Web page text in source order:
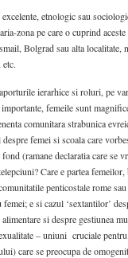
etnologic sau
zona pe care o cuprind
Bolgrad sau alta
ierarhice si roluri, pe
femeile sunt
comunitara strabunica
femei si scoala care
(ramane declaratia care se
Care e partea
penticostale rome
e si cazul ‘sextantilor’
si despre gestiunea
– uniuni cruciale
care se preocupa de